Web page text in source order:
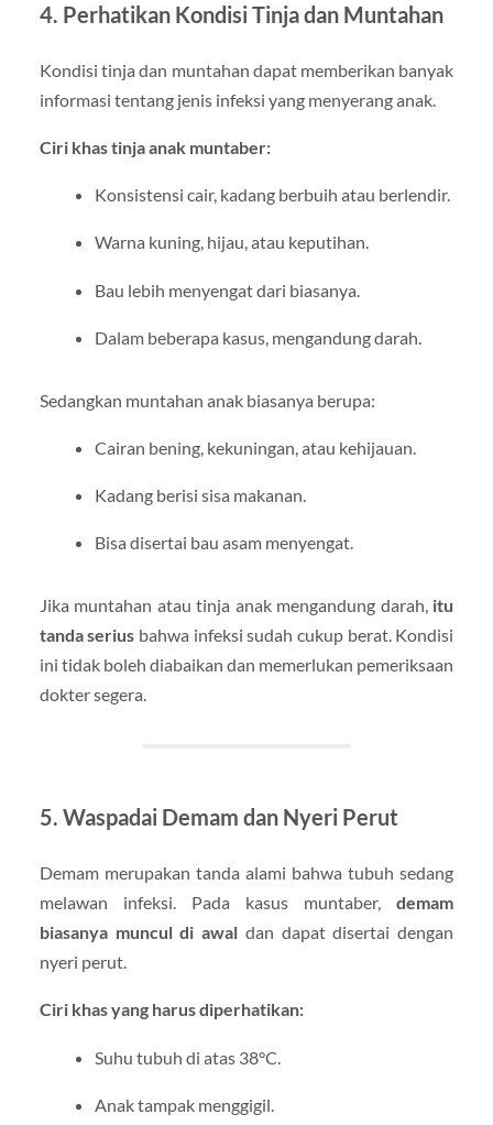
4. Perhatikan Kondisi Tinja dan Muntahan
Kondisi tinja dan muntahan dapat memberikan banyak
informasi tentang jenis infeksi yang menyerang anak.
Ciri khas tinja anak muntaber:
Konsistensi cair, kadang berbuih atau berlendir.
Warna kuning, hijau, atau keputihan.
Bau lebih menyengat dari biasanya.
Dalam beberapa kasus, mengandung darah.
Sedangkan muntahan anak biasanya berupa:
Cairan bening, kekuningan, atau kehijauan.
Kadang berisi sisa makanan.
Bisa disertai bau asam menyengat.
Jika muntahan atau tinja anak mengandung darah, itu
tanda serius bahwa infeksi sudah cukup berat. Kondisi
ini tidak boleh diabaikan dan memerlukan pemeriksaan
dokter segera.
5. Waspadai Demam dan Nyeri Perut
Demam merupakan tanda alami bahwa tubuh sedang
melawan infeksi. Pada kasus muntaber,demam
biasanya muncul di awal dan dapat disertai dengan
nyeri perut.
Ciri khas yang harus diperhatikan:
Suhu tubuh di atas 38°C.
Anak tampak menggigil.